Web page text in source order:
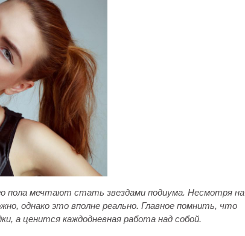
пола мечтают стать звездами подиума. Несмотря на
однако это вполне реально. Главное помнить, что
а ценится каждодневная работа над собой.